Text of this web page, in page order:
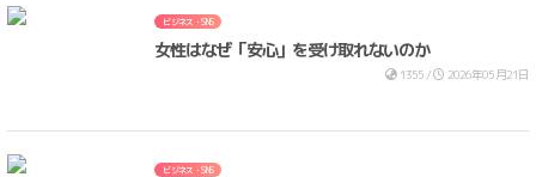
ビジネス・SNS
女性はなぜ「安心」を受け取れないのか
1355 / 2026年05月21日
ビジネス・SNS